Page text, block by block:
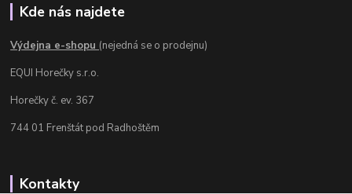
Kde nás najdete
Výdejna e-shopu (nejedná se o prodejnu)
EQUI Horečky s.r.o.
Horečky č. ev. 367
744 01 Frenštát pod Radhoštěm
Kontakty